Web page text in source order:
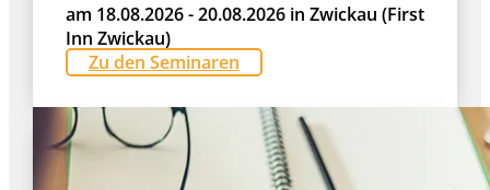
am 18.08.2026 - 20.08.2026 in Zwickau (First
Inn Zwickau)
Zu den Seminaren